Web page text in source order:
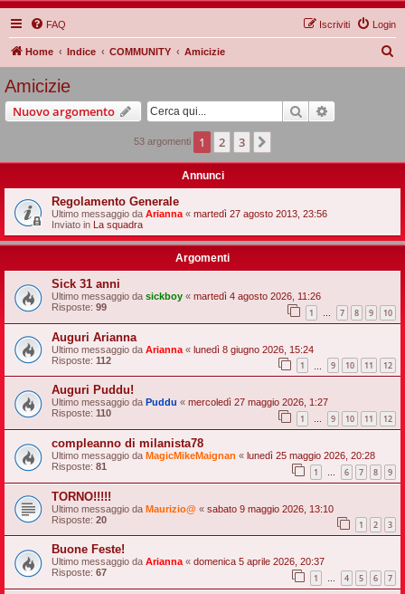
FAQ Login
Iscriviti
Home Indice COMMUNITY Amicizie
Amicizie
Nuovo argomento Cerca
53 argomenti 1 2 3
Annunci
Regolamento Generale
Ultimo messaggio da Arianna « martedì 27 agosto 2013, 23:56
Inviato in La squadra
Argomenti
Sick 31 anni
Ultimo messaggio da sickboy « martedì 4 agosto 2026, 11:26
Risposte: 99 1 … 7 8 9 10
Auguri Arianna
Ultimo messaggio da Arianna « lunedì 8 giugno 2026, 15:24
Risposte: 112 1 9 10 11 12
Auguri Puddu!
Ultimo messaggio da Puddu « mercoledì 27 maggio 2026, 1:27
Risposte: 110 1 … 9 10 11 12
compleanno di milanista78
Ultimo messaggio da MagicMikeMaignan « lunedì 25 maggio 2026, 20:28
Risposte: 81 1 … 6 7 8 9
TORNO!!!!!
Ultimo messaggio da Maurizio@ « sabato 9 maggio 2026, 13:10
Risposte: 20 1 2 3
Buone Feste!
Ultimo messaggio da Arianna « domenica 5 aprile 2026, 20:37
Risposte: 67 1 … 4 5 6 7